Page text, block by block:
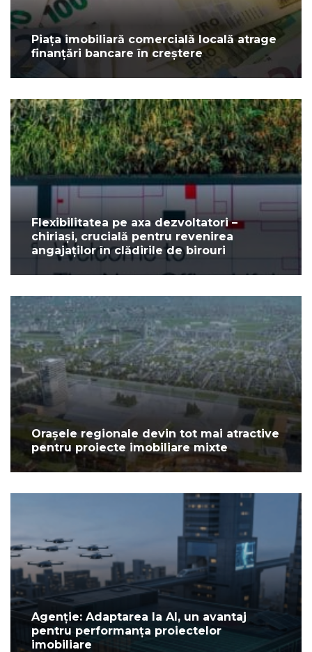
Piața imobiliară comercială locală atrage
finanțări bancare în creștere
Flexibilitatea pe axa dezvoltatori –
chiriași, crucială pentru revenirea
angajaților în clădirile de birouri
Orașele regionale devin tot mai atractive
pentru proiecte imobiliare mixte
Agenție: Adaptarea la AI, un avantaj
pentru performanța proiectelor
imobiliare